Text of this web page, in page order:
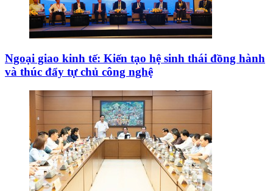
Ngoại giao kinh tế: Kiến tạo hệ sinh thái đồng hành
và thúc đẩy tự chủ công nghệ